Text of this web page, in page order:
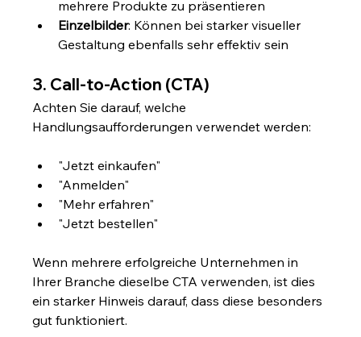
mehrere Produkte zu präsentieren
Einzelbilder: Können bei starker visueller
Gestaltung ebenfalls sehr effektiv sein
3. Call-to-Action (CTA)
Achten Sie darauf, welche
Handlungsaufforderungen verwendet werden:
"Jetzt einkaufen"
"Anmelden"
"Mehr erfahren"
"Jetzt bestellen"
Wenn mehrere erfolgreiche Unternehmen in
Ihrer Branche dieselbe CTA verwenden, ist dies
ein starker Hinweis darauf, dass diese besonders
gut funktioniert.